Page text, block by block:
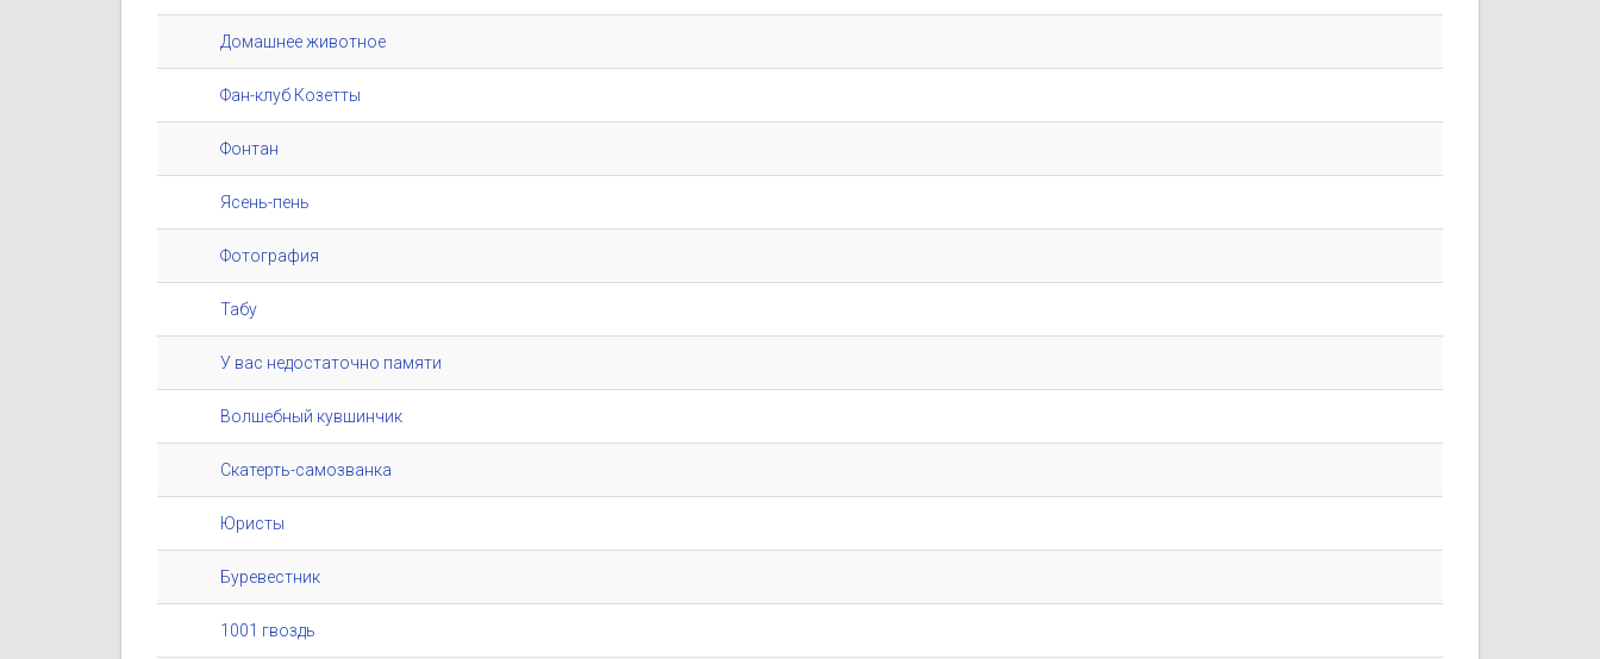
Домашнее животное
Фан-клуб Козетты
Фонтан
Ясень-пень
Фотография
Табу
У вас недостаточно памяти
Волшебный кувшинчик
Скатерть-самозванка
Юристы
Буревестник
1001 гвоздь